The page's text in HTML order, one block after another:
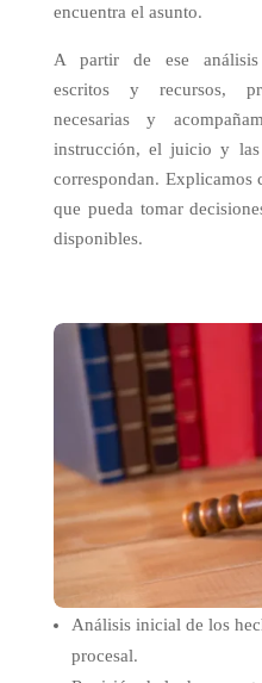
encuentra el asunto.
A partir de ese análisis
escritos y recursos,
necesarias y
instrucción, el juicio y las
correspondan. Explicamos
que pueda tomar
disponibles.
Análisis inicial de los
procesal.